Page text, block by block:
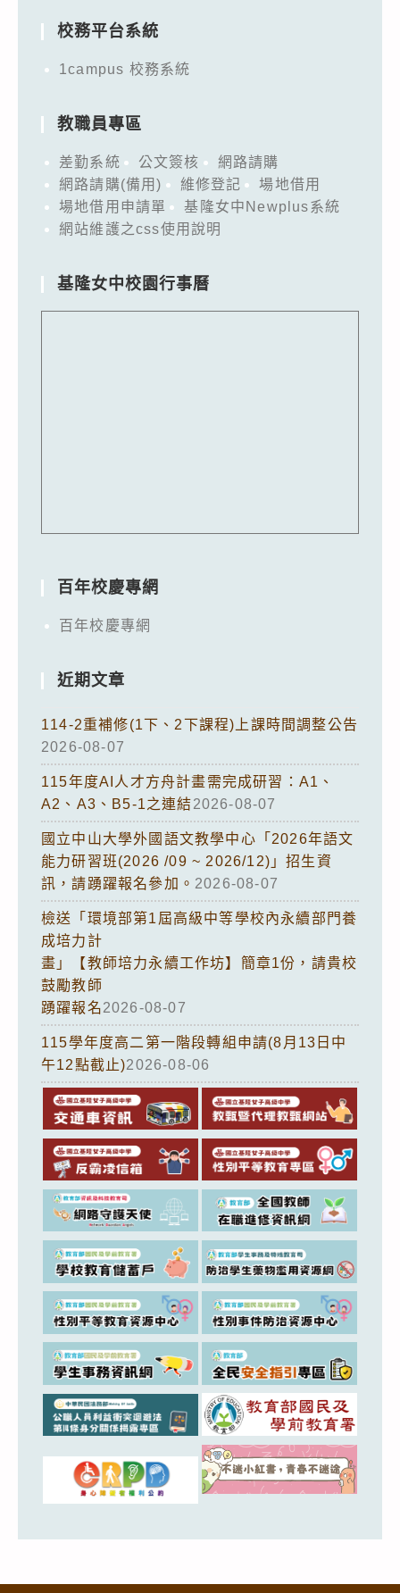
校務平台系統
1campus 校務系統
教職員專區
差勤系統 公文簽核
網路請購
網路請購(備用)
維修登記
場地借用
場地借用申請單
基隆女中Newplus系統
網站維護之css使用說明
基隆女中校園行事曆
百年校慶專網
百年校慶專網
近期文章
114-2重補修(1下、2下課程)上課時間調整公告
2026-08-07
115年度AI人才方舟計畫需完成研習：A1、
A2、A3、B5-1之連結2026-08-07
國立中山大學外國語文教學中心「2026年語文
能力研習班(2026 /09 ~ 2026/12)」招生資
訊，請踴躍報名參加。 2026-08-07
檢送「環境部第1屆高級中等學校內永續部門養
成培力計
畫」【教師培力永續工作坊】簡章1份，請貴校
鼓勵教師
踴躍報名2026-08-07
115學年度高二第一階段轉組申請(8月13日中
午12點截止)2026-08-06